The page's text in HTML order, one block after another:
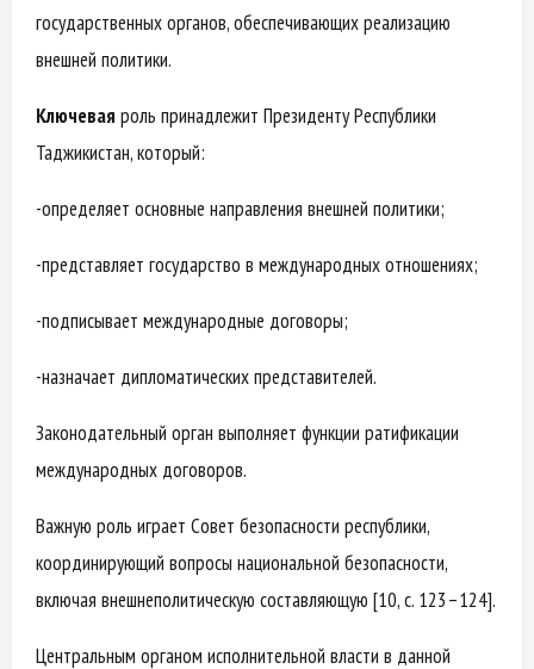
государственных органов, обеспечивающих реализацию
внешней политики.
Ключевая роль принадлежит Президенту Республики
Таджикистан, который:
-определяет основные направления внешней политики;
-представляет государство в международных отношениях;
-подписывает международные договоры;
-назначает дипломатических представителей.
Законодательный орган выполняет функции ратификации
международных договоров.
Важную роль играет Совет безопасности республики,
координирующий вопросы национальной безопасности,
включая внешнеполитическую составляющую [10, с. 123–124].
Центральным органом исполнительной власти в данной